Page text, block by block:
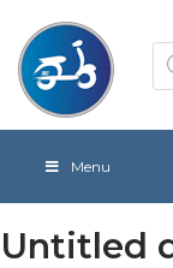
Menu
Untitled